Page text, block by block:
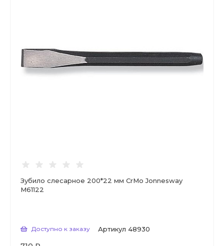
Зубило слесарное 200*22 мм CrMo Jonnesway
M61122
Доступно к заказу Артикул 48930